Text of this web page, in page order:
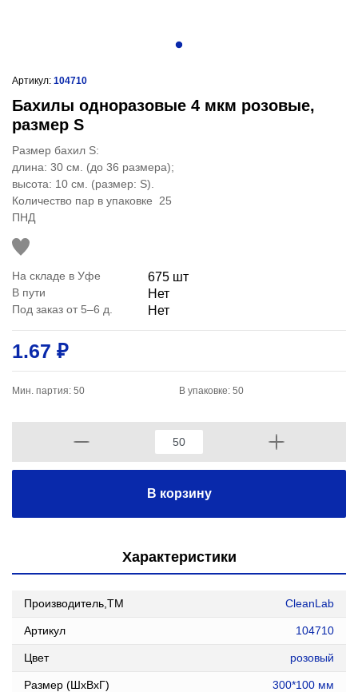
Артикул: 104710
Бахилы одноразовые 4 мкм розовые,
размер S
Размер бахил S:
длина: 30 см. (до 36 размера);
высота: 10 см. (размер: S).
Количество пар в упаковке 25
ПНД
На складе в Уфе 675 шт
В пути Нет
Под заказ от 5–6 д. Нет
1.67 ₽
Мин. партия: 50 В упаковке: 50
В корзину
Характеристики
Производитель,ТМ CleanLab
Артикул 104710
Цвет розовый
Размер (ШxВxГ) 300*100 мм